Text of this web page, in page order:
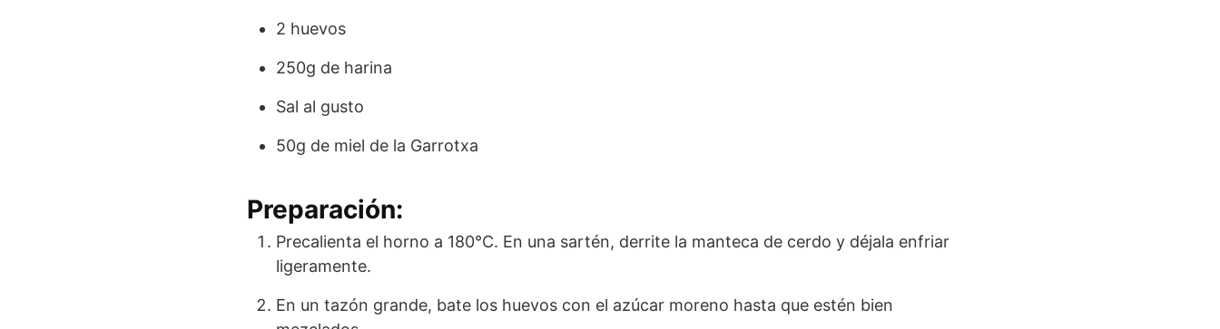
2 huevos
250g de harina
Sal al gusto
50g de miel de la Garrotxa
Preparación:
Precalienta el horno a 180°C. En una sartén, derrite la manteca de cerdo y déjala enfriar
ligeramente.
En un tazón grande, bate los huevos con el azúcar moreno hasta que estén bien